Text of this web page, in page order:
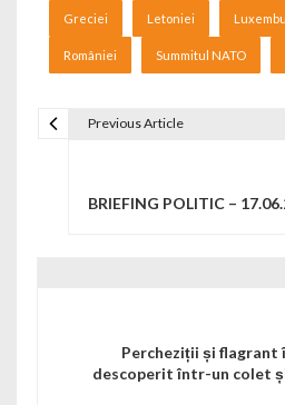
Greciei Letoniei
României Summitul NATO
Previous Article
BRIEFING POLITIC –
Percheziții și flagrant
descoperit într-un colet